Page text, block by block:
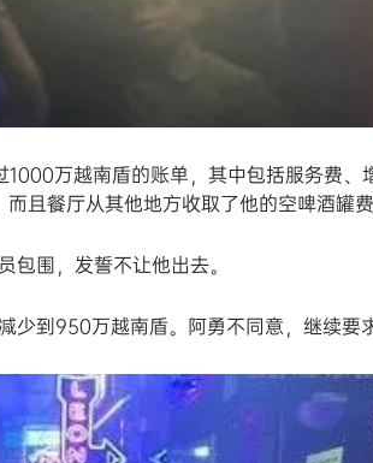
万越南盾的账单，其中包括服务费、
且餐厅从其他地方收取了他的空啤酒罐费
围，发誓不让他出去。
少到950万越南盾。阿勇不同意，继续要